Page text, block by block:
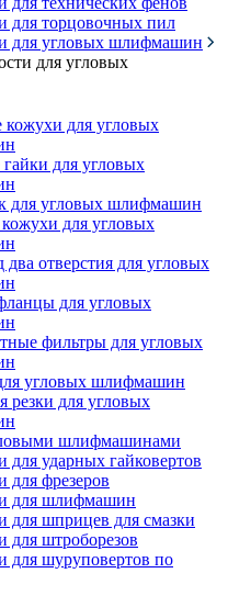
для торцовочных пил
для угловых шлифмашин
для угловых
для угловых
для угловых
для угловых шлифмашин
для угловых
отверстия для угловых
для угловых
фильтры для угловых
угловых шлифмашин
резки для угловых
шлифмашинами
ударных гайковертов
для фрезеров
для шлифмашин
для шприцев для смазки
для штроборезов
для шуруповертов по